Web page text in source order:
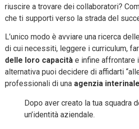
riuscire a trovare dei collaboratori?
che ti supporti verso la strada del
L’unico modo è avviare una ricerca
di cui necessiti, leggere i curriculum,
delle loro capacità e infine affrontare
alternativa puoi decidere di affidarti
professionali di una agenzia interinale
Dopo aver creato la tua squadra
un’identità aziendale.